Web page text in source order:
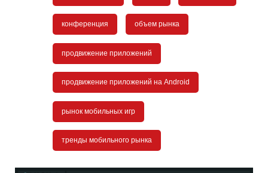
конференция объем рынка
продвижение приложений
продвижение приложений на Android
рынок мобильных игр
тренды мобильного рынка